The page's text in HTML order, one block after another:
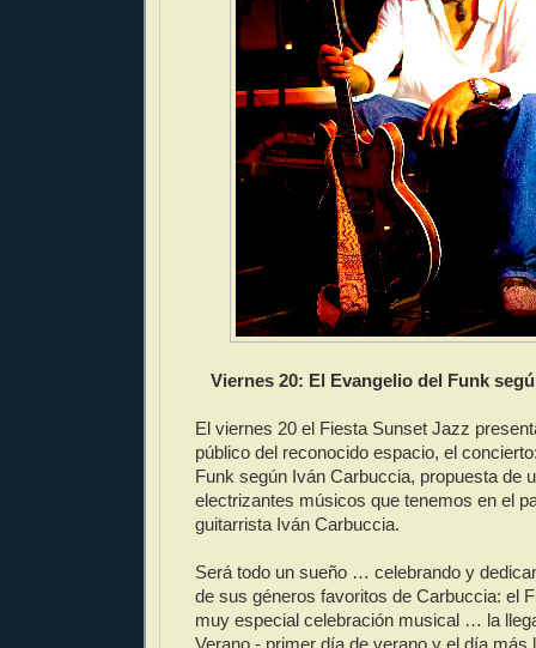
Viernes 20: El Evangelio del Funk
El viernes 20 el Fiesta Sunset Jazz
público del reconocido espacio, el
Funk según Iván Carbuccia, propuesta de
electrizantes músicos que tenemos en el
guitarrista Iván Carbuccia.
Será todo un sueño … celebrando y
de sus géneros favoritos de Carbuccia: el
muy especial celebración musical … la